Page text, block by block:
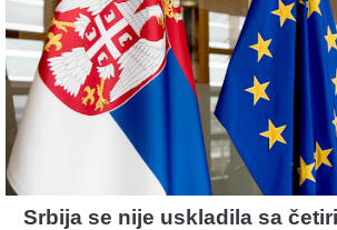
Srbija se nije uskladila sa